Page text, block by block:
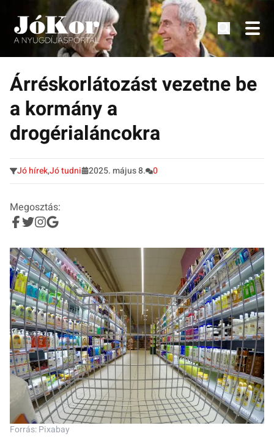
Tovább
tartalomra
Tudnivalók, érdekességek idősek számára.
Árréskorlátozást vezetne be
a kormány a
drogérialáncokra
Jó hírek,Jó tudni 2025. május 8. 0
Megosztás:
Forrás: Pixabay